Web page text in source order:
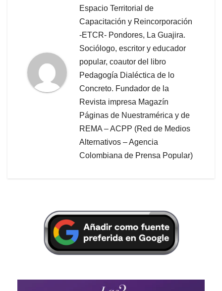
Espacio Territorial de
Capacitación y Reincorporación
-ETCR- Pondores, La Guajira.
Sociólogo, escritor y educador
popular, coautor del libro
Pedagogía Dialéctica de lo
Concreto. Fundador de la
Revista impresa Magazín
Páginas de Nuestramérica y de
REMA – ACPP (Red de Medios
Alternativos – Agencia
Colombiana de Prensa Popular)